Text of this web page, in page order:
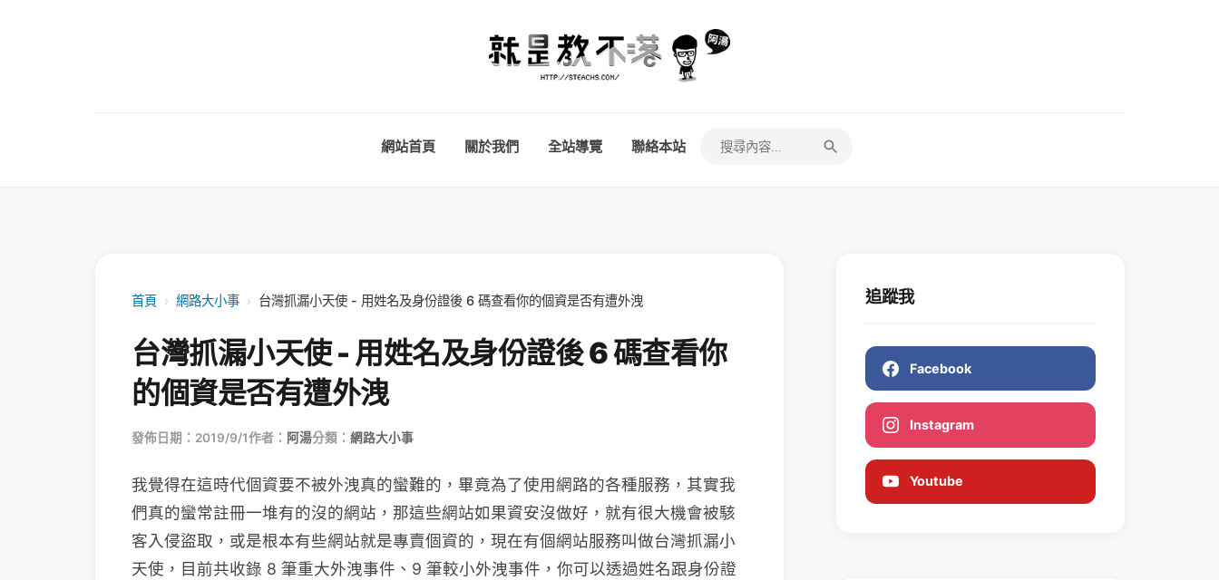
網站首頁 關於我們 全站導覽 聯絡本站
首頁 › 網路大小事 › 台灣抓漏小天使 - 用姓名及身份證後 6 碼查看你的個資是否有遭外洩
台灣抓漏小天使 - 用姓名及身份證後 6 碼查看你
的個資是否有遭外洩
發佈日期：2019/9/1作者： 阿湯分類： 網路大小事
我覺得在這時代個資要不被外洩真的蠻難的，畢竟為了使用網路的各種服務，其實我
們真的蠻常註冊一堆有的沒的網站，那這些網站如果資安沒做好，就有很大機會被駭
客入侵盜取，或是根本有些網站就是專賣個資的，現在有個網站服務叫做台灣抓漏小
天使，目前共收錄 8 筆重大外洩事件、9 筆較小外洩事件，你可以透過姓名跟身份證
追蹤我
Facebook
Instagram
Youtube